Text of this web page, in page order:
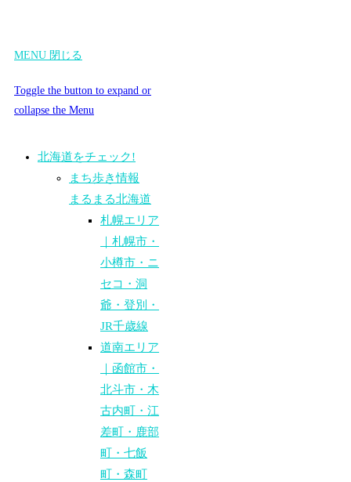
MENU 閉じる
Toggle the button to expand or
collapse the Menu
北海道をチェック!
まち歩き情報
まるまる北海道
札幌エリア
｜札幌市・
小樽市・ニ
セコ・洞
爺・登別・
JR千歳線
道南エリア
｜函館市・
北斗市・木
古内町・江
差町・鹿部
町・七飯
町・森町